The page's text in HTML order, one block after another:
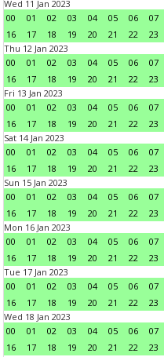
Wed 11 Jan 2023
00
01 02 03 04 05 06 07
16
17 18 19 20 21 22
23
Thu 12 Jan 2023
00
01 02 03 04 05 06 07
16
17 18 19 20 21 22
23
Fri 13 Jan 2023
00
01 02 03 04 05 06 07
16
17 18 19 20 21 22
23
Sat 14 Jan 2023
00
01 02 03 04 05 06 07
16
17 18 19 20 21 22
23
Sun 15 Jan 2023
00
01 02 03 04 05 06 07
16
17 18 19 20 21 22
23
Mon 16 Jan 2023
00
01 02 03 04 05 06 07
16
17 18 19 20 21 22
23
Tue 17 Jan 2023
00
01 02 03 04 05 06 07
16
17 18 19 20 21 22
23
Wed 18 Jan 2023
00
01 02 03 04 05 06 07
16
17 18 19 20 21 22
23